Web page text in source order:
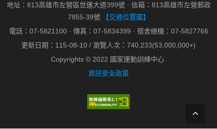
地址：813高雄市左營區世運大道399號 · 信箱：813高雄市左營郵政
7855-39號
【交通位置圖】
電話：07-5821100 · 傳真：07-5834399 · 宿舍總機：07-5827766
更新日期：115-08-10 / 瀏覽人次：740,233(53,000,000+)
Copyrights © 2022 國家運動訓練中心.
資訊安全政策